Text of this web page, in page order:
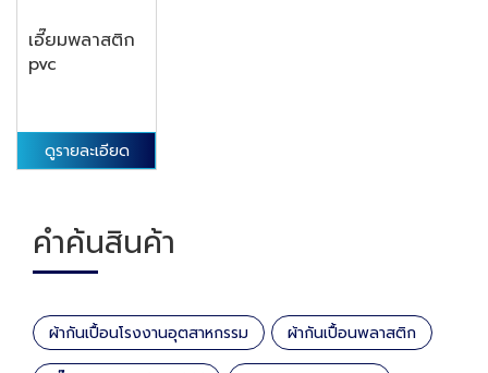
เอี๊ยมพลาสติก
pvc
ดูรายละเอียด
คำค้นสินค้า
ผ้ากันเปื้อนโรงงานอุตสาหกรรม ผ้ากันเปื้อนพลาสติก